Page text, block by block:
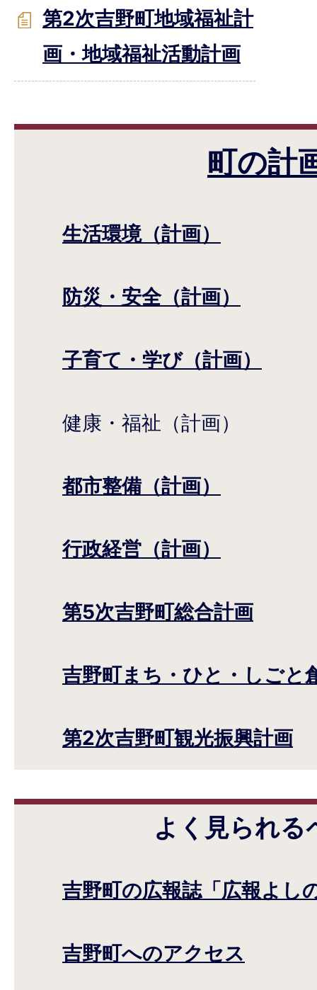
第2次吉野町地域福祉計
画・地域福祉活動計画
町の計
生活環境（計画）
防災・安全（計画）
子育て・学び（計画）
健康・福祉（計画）
都市整備（計画）
行政経営（計画）
第5次吉野町総合計画
吉野町まち・ひと・しごと
第2次吉野町観光振興計画
よく見られる
吉野町の広報誌「広報よし
吉野町へのアクセス